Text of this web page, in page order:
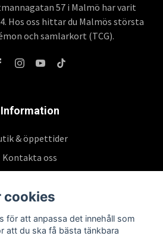
57 i Malmö har varit
Hos oss hittar du Malmös största
och samlarkort (TCG).
Information
& öppettider
Kontakta oss
på vårt nyhetsbrev
cookies
för att anpassa det innehåll som
att du ska få bästa tänkbara